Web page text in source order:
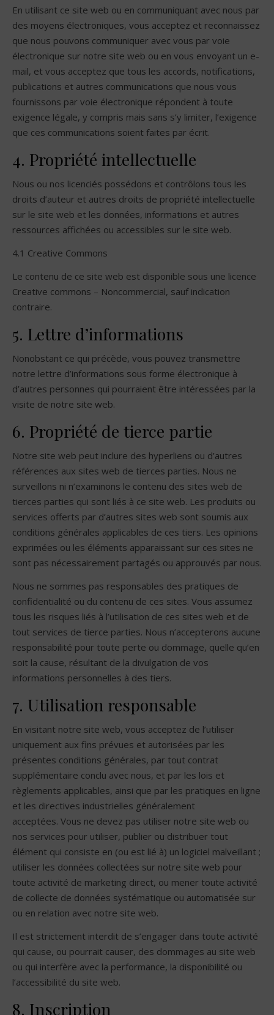
En utilisant ce site web ou en communiquant avec nous par
des moyens électroniques, vous acceptez et reconnaissez
que nous pouvons communiquer avec vous par voie
électronique sur notre site web ou en vous envoyant un e-
mail, et vous acceptez que tous les accords, notifications,
publications et autres communications que nous vous
fournissons par voie électronique répondent à toute
exigence légale, y compris mais sans s’y limiter, l’exigence
que ces communications soient faites par écrit.
4. Propriété intellectuelle
Nous ou nos licenciés possédons et contrôlons tous les
droits d’auteur et autres droits de propriété intellectuelle
sur le site web et les données, informations et autres
ressources affichées ou accessibles sur le site web.
4.1 Creative Commons
Le contenu de ce site web est disponible sous une licence
Creative commons – Noncommercial, sauf indication
contraire.
5. Lettre d’informations
Nonobstant ce qui précède, vous pouvez transmettre
notre lettre d’informations sous forme électronique à
d’autres personnes qui pourraient être intéressées par la
visite de notre site web.
6. Propriété de tierce partie
Notre site web peut inclure des hyperliens ou d’autres
références aux sites web de tierces parties. Nous ne
surveillons ni n’examinons le contenu des sites web de
tierces parties qui sont liés à ce site web. Les produits ou
services offerts par d’autres sites web sont soumis aux
conditions générales applicables de ces tiers. Les opinions
exprimées ou les éléments apparaissant sur ces sites ne
sont pas nécessairement partagés ou approuvés par nous.
Nous ne sommes pas responsables des pratiques de
confidentialité ou du contenu de ces sites. Vous assumez
tous les risques liés à l’utilisation de ces sites web et de
tout services de tierce parties. Nous n’accepterons aucune
responsabilité pour toute perte ou dommage, quelle qu’en
soit la cause, résultant de la divulgation de vos
informations personnelles à des tiers.
7. Utilisation responsable
En visitant notre site web, vous acceptez de l’utiliser
uniquement aux fins prévues et autorisées par les
présentes conditions générales, par tout contrat
supplémentaire conclu avec nous, et par les lois et
règlements applicables, ainsi que par les pratiques en ligne
et les directives industrielles généralement
acceptées. Vous ne devez pas utiliser notre site web ou
nos services pour utiliser, publier ou distribuer tout
élément qui consiste en (ou est lié à) un logiciel malveillant ;
utiliser les données collectées sur notre site web pour
toute activité de marketing direct, ou mener toute activité
de collecte de données systématique ou automatisée sur
ou en relation avec notre site web.
Il est strictement interdit de s’engager dans toute activité
qui cause, ou pourrait causer, des dommages au site web
ou qui interfère avec la performance, la disponibilité ou
l’accessibilité du site web.
8. Inscription